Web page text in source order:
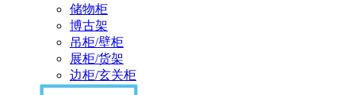
储物柜
博古架
吊柜/壁柜
展柜/货架
边柜/玄关柜